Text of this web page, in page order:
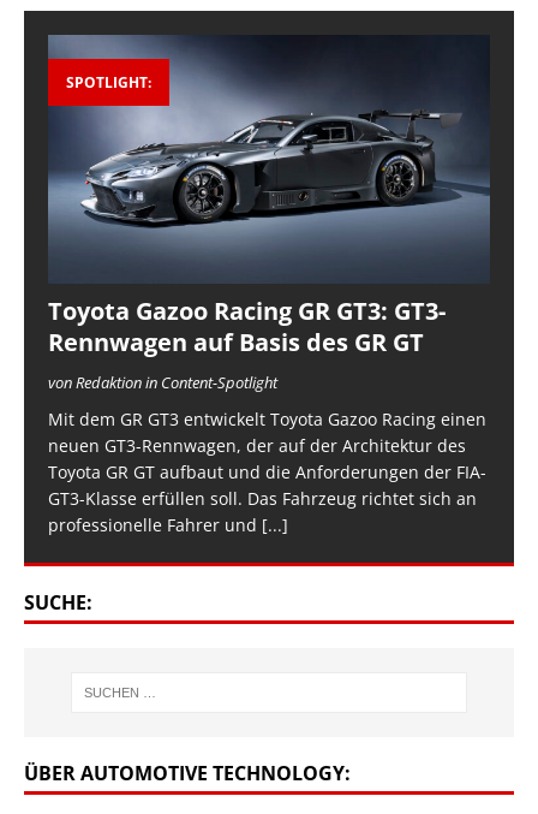
SPOTLIGHT:
Toyota Gazoo Racing GR GT3: GT3-
Rennwagen auf Basis des GR GT
von Redaktion in Content-Spotlight
Mit dem GR GT3 entwickelt Toyota Gazoo Racing einen
neuen GT3-Rennwagen, der auf der Architektur des
Toyota GR GT aufbaut und die Anforderungen der FIA-
GT3-Klasse erfüllen soll. Das Fahrzeug richtet sich an
professionelle Fahrer und [...]
SUCHE:
ÜBER AUTOMOTIVE TECHNOLOGY: